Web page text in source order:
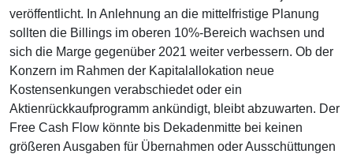
veröffentlicht. In Anlehnung an die mittelfristige Planung
sollten die Billings im oberen 10%-Bereich wachsen und
sich die Marge gegenüber 2021 weiter verbessern. Ob der
Konzern im Rahmen der Kapitalallokation neue
Kostensenkungen verabschiedet oder ein
Aktienrückkaufprogramm ankündigt, bleibt abzuwarten. Der
Free Cash Flow könnte bis Dekadenmitte bei keinen
größeren Ausgaben für Übernahmen oder Ausschüttungen